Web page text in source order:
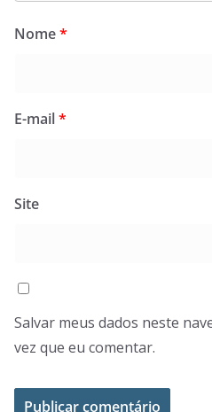
Nome*
E-mail*
Site
Salvar meus dados neste
vez que eu comentar.